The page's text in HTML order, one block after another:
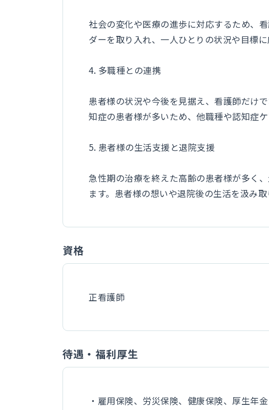
社会の変化や医療の進歩に対応するため、
ダーを取り入れ、一人ひとりの状況や目標
4. 多職種との連携
患者様の状況や今後を見据え、看護師だけ
知症の患者様が多いため、他職種や認知症
5. 患者様の生活支援と退院支援
急性期の治療を終えた高齢の患者様が多く
ます。患者様の想いや退院後の生活を汲み
資格
正看護師
待遇・福利厚生
・雇用保険、労災保険、健康保険、厚生年金